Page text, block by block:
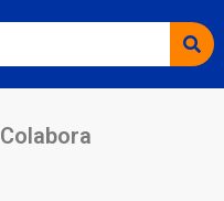
Colabora